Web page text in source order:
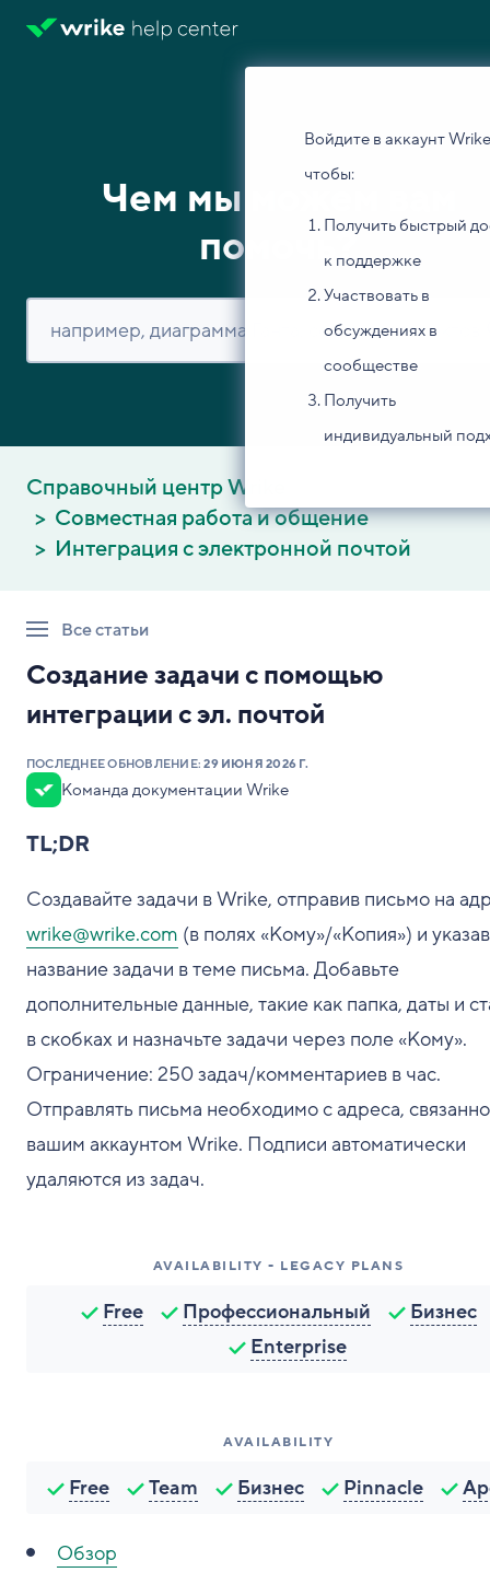
Войдите в аккаунт
чтобы:
Получить быстрый
к поддержке
Участвовать в
обсуждениях в
сообществе
Получить
индивидуальный
Чем мы можем вам
помочь?
Справочный центр Wrike
Совместная работа и общение
Интеграция с электронной почтой
Все статьи
Создание задачи с помощью
интеграции с эл. почтой
ПОСЛЕДНЕЕ ОБНОВЛЕНИЕ:29 ИЮНЯ 2026 Г.
Команда документации Wrike
TL;DR
Создавайте задачи в Wrike, отправив письмо на
wrike@wrike.com (в полях «Кому»/«Копия») и указав
название задачи в теме письма. Добавьте
дополнительные данные, такие как папка, даты и
в скобках и назначьте задачи через поле «Кому».
Ограничение: 250 задач/комментариев в час.
Отправлять письма необходимо с адреса,
вашим аккаунтом Wrike. Подписи автоматически
удаляются из задач.
AVAILABILITY - LEGACY PLANS
Free Профессиональный
Бизнес
Enterprise
AVAILABILITY
Free Team Бизнес Pinnacle
Обзор